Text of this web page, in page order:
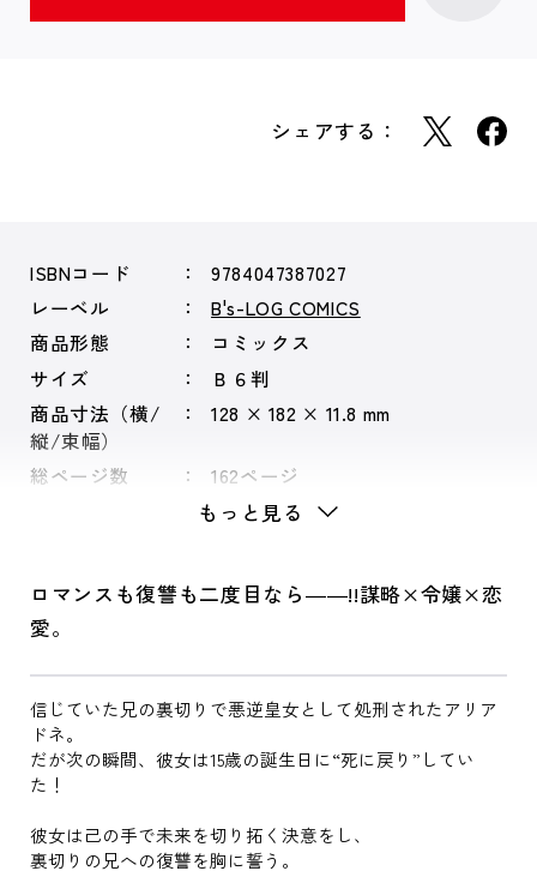
シェアする：
ISBNコード
9784047387027
レーベル
B's-LOG COMICS
商品形態
コミックス
サイズ
Ｂ６判
商品寸法（横/
縦/束幅）
128 × 182 × 11.8 mm
総ページ数 162ページ
もっと見る
ロマンスも復讐も二度目なら――!!謀略×令嬢×恋
愛。
信じていた兄の裏切りで悪逆皇女として処刑されたアリア
ドネ。
だが次の瞬間、彼女は15歳の誕生日に“死に戻り”してい
た！
彼女は己の手で未来を切り拓く決意をし、
裏切りの兄への復讐を胸に誓う。